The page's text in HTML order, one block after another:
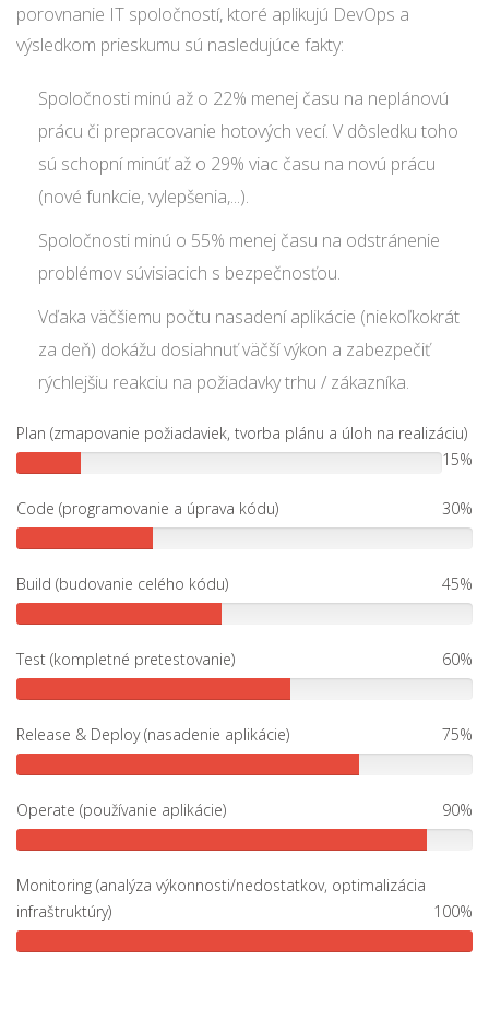
porovnanie IT spoločností, ktoré aplikujú DevOps a
výsledkom prieskumu sú nasledujúce fakty:
Spoločnosti minú až o 22% menej času na neplánovú
prácu či prepracovanie hotových vecí. V dôsledku toho
sú schopní minúť až o 29% viac času na novú prácu
(nové funkcie, vylepšenia,...).
Spoločnosti minú o 55% menej času na odstránenie
problémov súvisiacich s bezpečnosťou.
Vďaka väčšiemu počtu nasadení aplikácie (niekoľkokrát
za deň) dokážu dosiahnuť väčší výkon a zabezpečiť
rýchlejšiu reakciu na požiadavky trhu / zákazníka.
Plan (zmapovanie požiadaviek, tvorba plánu a úloh na realizáciu)
15%
Code (programovanie a úprava kódu) 30%
Build (budovanie celého kódu) 45%
Test (kompletné pretestovanie) 60%
Release & Deploy (nasadenie aplikácie) 75%
Operate (používanie aplikácie) 90%
Monitoring (analýza výkonnosti/nedostatkov, optimalizácia
infraštruktúry)
100%